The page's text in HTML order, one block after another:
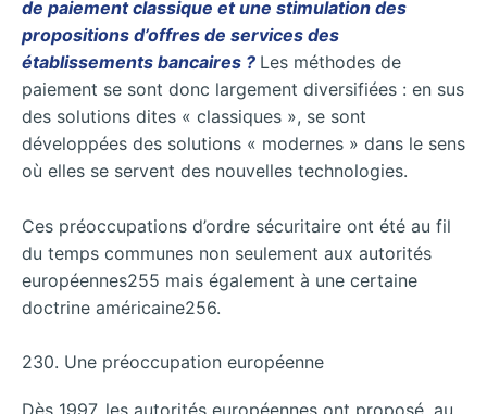
de paiement classique et une stimulation des
propositions d’offres de services des
établissements bancaires ? Les méthodes de
paiement se sont donc largement diversifiées : en sus
des solutions dites « classiques », se sont
développées des solutions « modernes » dans le sens
où elles se servent des nouvelles technologies.
Ces préoccupations d’ordre sécuritaire ont été au fil
du temps communes non seulement aux autorités
européennes255 mais également à une certaine
doctrine américaine256.
230. Une préoccupation européenne